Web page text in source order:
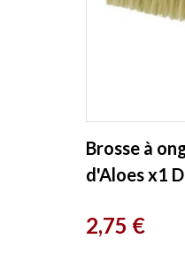
Brosse à
d'Aloes x1
Prix
2,75 €